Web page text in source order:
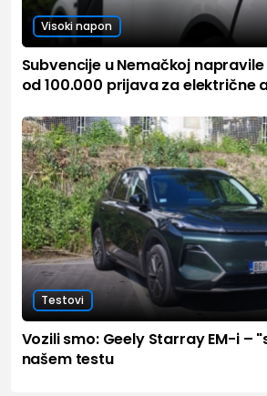
Visoki napon
Subvencije u Nemačkoj
od 100.000 prijava za električne
Testovi
Vozili smo: Geely Starray EM-i –
našem testu